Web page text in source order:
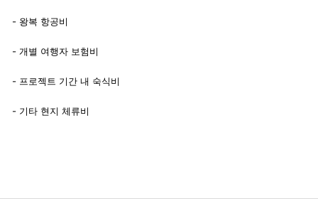
- 왕복 항공비
- 개별 여행자 보험비
- 프로젝트 기간 내 숙식비
- 기타 현지 체류비